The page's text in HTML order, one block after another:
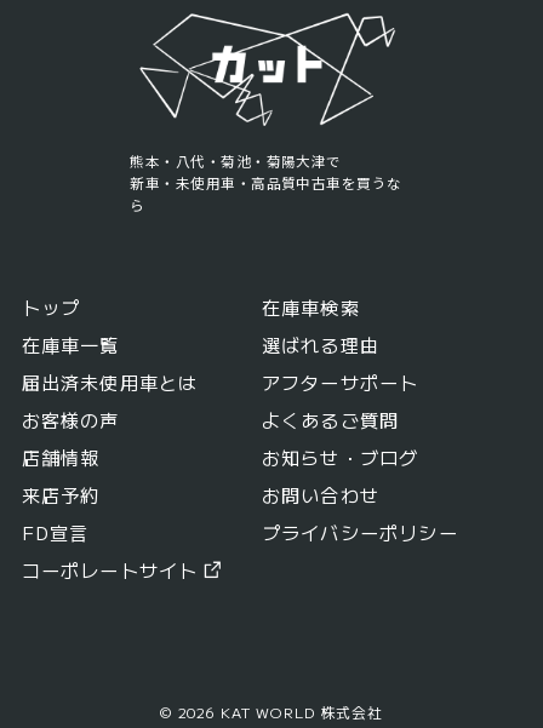
熊本・八代・菊池・菊陽大津で
新車・未使用車・高品質中古車を買うな
ら
トップ
在庫車検索
在庫車一覧
選ばれる理由
届出済未使用車とは
アフターサポート
お客様の声
よくあるご質問
店舗情報
お知らせ・ブログ
来店予約
お問い合わせ
FD宣言
プライバシーポリシー
コーポレートサイト
© 2026 KAT WORLD 株式会社